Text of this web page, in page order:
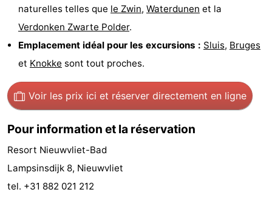
Route
-
Médicales
Région
Zeeland
Walcheren
-
naturelles telles que le Zwin, Waterdunen et la
Verdonken Zwarte Polder.
Emplacement idéal pour les excursions : Sluis, Bruges
et Knokke sont tout proches.
Voir les prix ici et réserver directement en ligne
Pour information et la réservation
Resort Nieuwvliet-Bad
Lampsinsdijk 8, Nieuwvliet
tel. +31 882 021 212